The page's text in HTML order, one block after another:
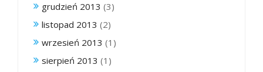
grudzień 2013 (3)
listopad 2013 (2)
wrzesień 2013 (1)
sierpień 2013 (1)